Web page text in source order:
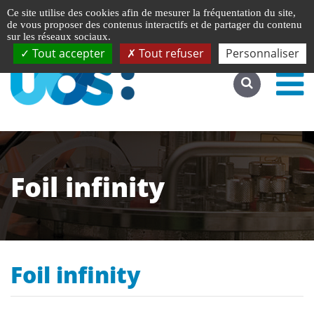
Accéder au site complet English
Foil infinity
Foil infinity
Ce site utilise des cookies afin de mesurer la fréquentation du site,
de vous proposer des contenus interactifs et de partager du contenu
sur les réseaux sociaux.
Tout accepter Tout refuser Personnaliser